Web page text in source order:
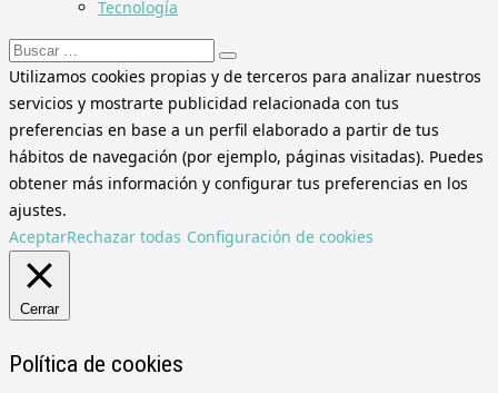
Tecnología
Buscar:
Utilizamos cookies propias y de terceros para analizar nuestros
servicios y mostrarte publicidad relacionada con tus
preferencias en base a un perfil elaborado a partir de tus
hábitos de navegación (por ejemplo, páginas visitadas). Puedes
obtener más información y configurar tus preferencias en los
ajustes.
AceptarRechazar todas Configuración de cookies
Cerrar
Política de cookies